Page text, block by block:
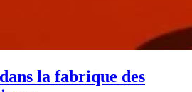
la fabrique des